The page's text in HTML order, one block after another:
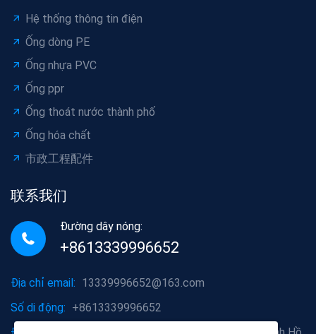
Hệ thống thông tin điện
Ống dòng PE
Ống nhựa PVC
Ống ppr
Ống thoát nước thành phố
Ống hóa chất
市政工程配件
联系我们
Đường dây nóng:
+8613339996652
Địa chỉ email: 13339996652@163.com
Số di động: +8613339996652